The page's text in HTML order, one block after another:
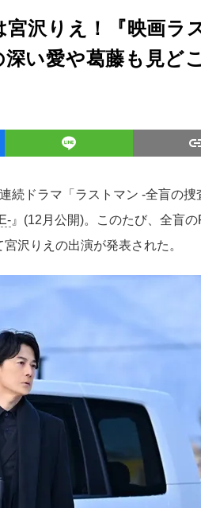
沢りえ！『映画ラ
い愛や葛藤も見ど
続ドラマ「ラストマン -全盲の捜
』(12月公開)。このたび、全盲の
沢りえの出演が発表された。